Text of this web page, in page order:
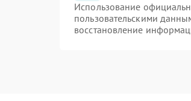
Использование
пользовательскими
восстановление